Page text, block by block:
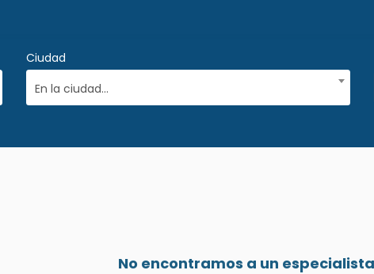
Ciudad
En la ciudad...
No encontramos a un